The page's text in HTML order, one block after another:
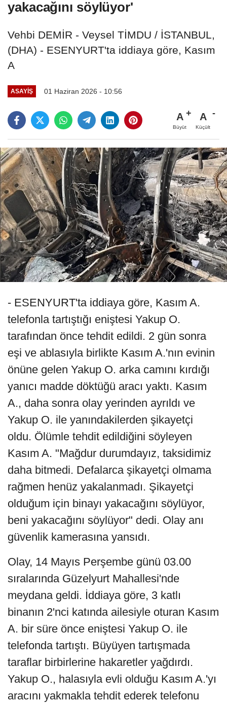
yakacağını söylüyor'
Vehbi DEMİR - Veysel TİMDU / İSTANBUL,
(DHA) - ESENYURT'ta iddiaya göre, Kasım
A
ASAYIŞ 01 Haziran 2026 - 10:56
A
Büyüt
A
Küçült
- ESENYURT'ta iddiaya göre, Kasım A.
telefonla tartıştığı eniştesi Yakup O.
tarafından önce tehdit edildi. 2 gün sonra
eşi ve ablasıyla birlikte Kasım A.'nın evinin
önüne gelen Yakup O. arka camını kırdığı
yanıcı madde döktüğü aracı yaktı. Kasım
A., daha sonra olay yerinden ayrıldı ve
Yakup O. ile yanındakilerden şikayetçi
oldu. Ölümle tehdit edildiğini söyleyen
Kasım A. "Mağdur durumdayız, taksidimiz
daha bitmedi. Defalarca şikayetçi olmama
rağmen henüz yakalanmadı. Şikayetçi
olduğum için binayı yakacağını söylüyor,
beni yakacağını söylüyor" dedi. Olay anı
güvenlik kamerasına yansıdı.
Olay, 14 Mayıs Perşembe günü 03.00
sıralarında Güzelyurt Mahallesi'nde
meydana geldi. İddiaya göre, 3 katlı
binanın 2'nci katında ailesiyle oturan Kasım
A. bir süre önce eniştesi Yakup O. ile
telefonda tartıştı. Büyüyen tartışmada
taraflar birbirlerine hakaretler yağdırdı.
Yakup O., halasıyla evli olduğu Kasım A.'yı
aracını yakmakla tehdit ederek telefonu